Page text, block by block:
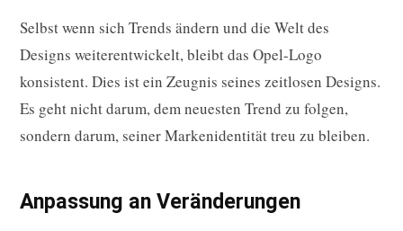
Selbst wenn sich Trends ändern und die Welt des
Designs weiterentwickelt, bleibt das Opel-Logo
konsistent. Dies ist ein Zeugnis seines zeitlosen Designs.
Es geht nicht darum, dem neuesten Trend zu folgen,
sondern darum, seiner Markenidentität treu zu bleiben.
Anpassung an Veränderungen